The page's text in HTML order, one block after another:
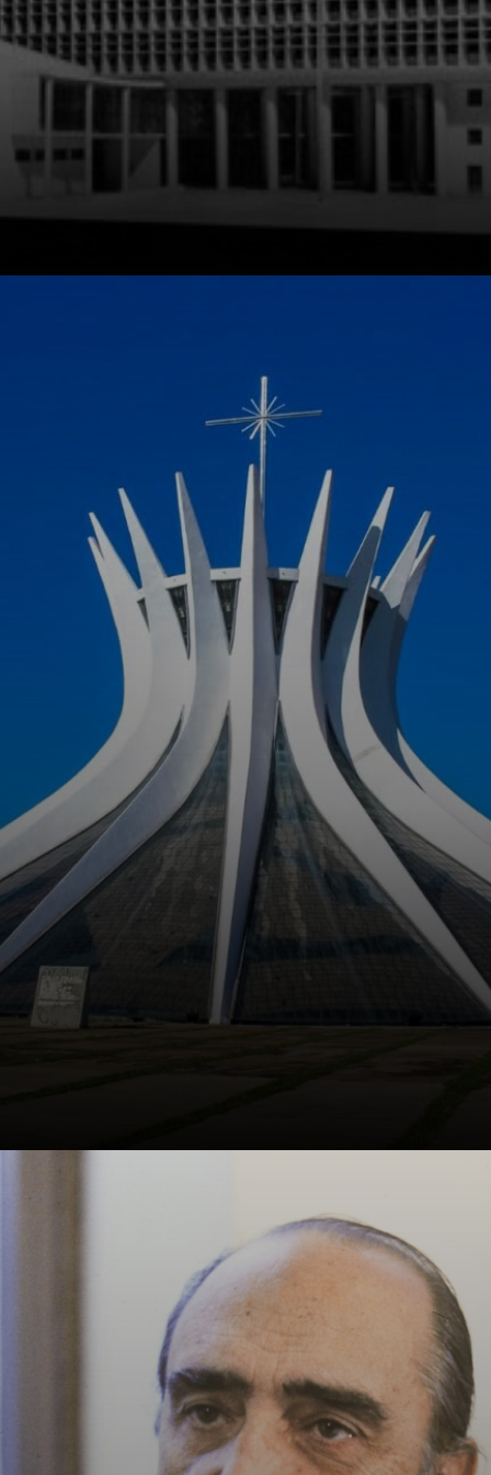
Nascido em 1907,
no Rio de Janeiro,
Niemeyer desde
cedo mostrou
interesse pela
arquitetura e pela
arte.
Uma de suas
obras mais
famosas é a
Catedral